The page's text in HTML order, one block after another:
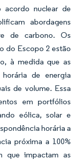
acordo nuclear de
abordagens
de carbono. Os
do Escopo 2 estão
à medida que as
horária de energia
de volume. Essa
em portfólios
eólica, solar e
horária a
próxima a 100%
que impactam as